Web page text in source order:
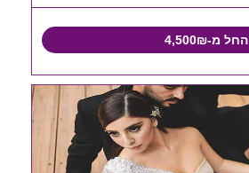
החל מ-4,500₪